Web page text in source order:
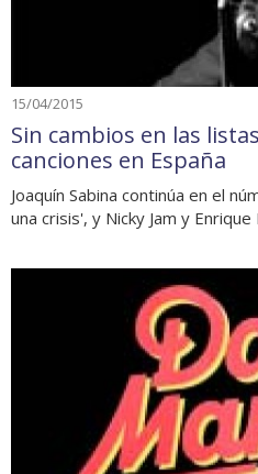
15/04/2015
Sin cambios en las
canciones en España
Joaquín Sabina continúa en el
una crisis', y Nicky Jam y